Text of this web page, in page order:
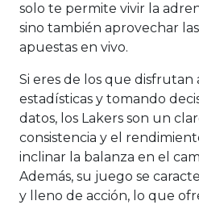
solo te permite vivir la
sino también aprovechar
apuestas en vivo.
Si eres de los que disfrutan
estadísticas y tomando
datos, los Lakers son un
consistencia y el
inclinar la balanza en el
Además, su juego se
y lleno de acción, lo que